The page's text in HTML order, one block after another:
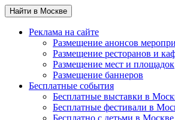
Найти в Москве
Реклама на сайте
Размещение анонсов
Размещение ресторанов и
Размещение мест и площадок
Размещение баннеров
Бесплатные события
Бесплатные выставки в
Бесплатные фестивали в
Бесплатно с детьми в Москве